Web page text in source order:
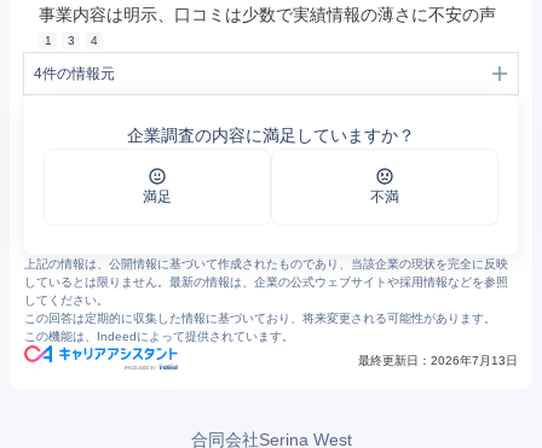
事業内容は明示、口コミは少数で実績情報の薄さに不安の声
1 3 4
4件の情報元
https://jobtalk.jp/companies/10470842/answers
企業調査の内容に満足していますか？
満足 不満
上記の情報は、公開情報に基づいて作成されたものであり、当該企業の現状を完全に反映
しているとは限りません。最新の情報は、企業の公式ウェブサイトや採用情報などを参照
してください。
この回答は定期的に収集した情報に基づいており、将来変更される可能性があります。
この機能は、Indeedによって提供されています。
最終更新日： 2026年7月13日
合同会社Serina West